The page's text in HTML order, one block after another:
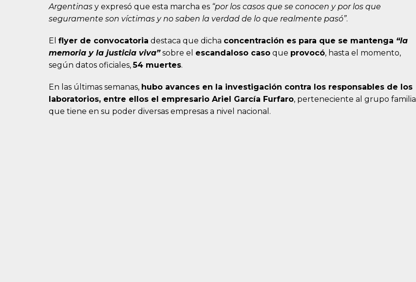
Argentinas y expresó que esta marcha es “por los casos que se conocen y por los que
seguramente son víctimas y no saben la verdad de lo que realmente pasó”.
El flyer de convocatoria destaca que dicha concentración es para que se mantenga “la
memoria y la justicia viva”sobre el escandaloso caso que provocó, hasta el momento,
según datos oficiales,54 muertes.
En las últimas semanas, hubo avances en la investigación contra los responsables de los
laboratorios, entre ellos el empresario Ariel García Furfaro, perteneciente al grupo familia
que tiene en su poder diversas empresas a nivel nacional.